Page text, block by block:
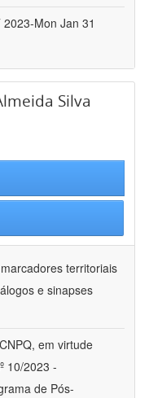
Mon Jan 31
Silva
territoriais
e sinapses
em virtude
10/2023 -
de Pós-